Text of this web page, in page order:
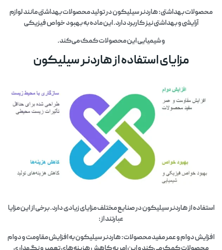
محصولات بهداشتی: هاردنر سیلیکون در تولید محصولات بهداشتی مانند لوازم
آرایشی و بهداشتی نیز کاربرد دارد. این ماده به بهبود خواص فیزیکی
و شیمیایی این محصولات کمک می‌کند.
مزایای استفاده از هاردنر سیلیکون
استفاده از هاردنر سیلیکون در صنایع مختلف مزایای زیادی دارد. برخی از این مزایا
عبارتند از:
افزایش دوام و عمر مفید محصولات: هاردنر سیلیکون به افزایش مقاومت و دوام